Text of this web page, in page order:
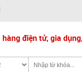
điện tử, gia